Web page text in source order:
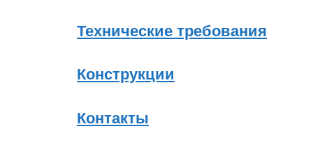
Технические требования
Конструкции
Контакты